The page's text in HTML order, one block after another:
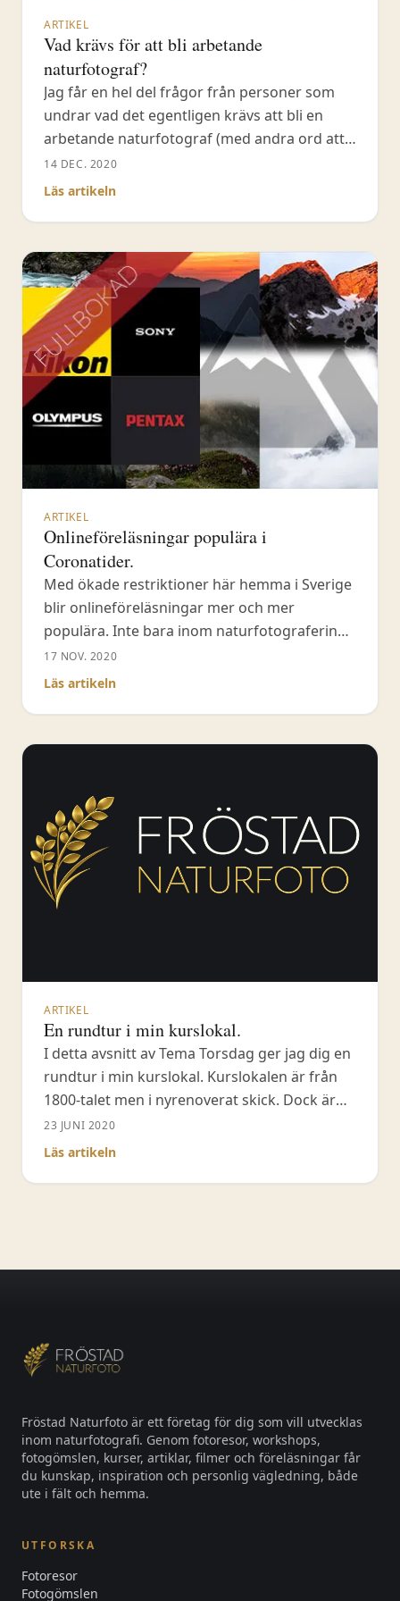
ARTIKEL
Vad krävs för att bli arbetande
naturfotograf?
Jag får en hel del frågor från personer som
undrar vad det egentligen krävs att bli en
arbetande naturfotograf (med andra ord att
livnära sig på yrket). Trots att det finns
personer med långt mycket mer erfarenhet
mening. På två
14 DEC. 2020
Läs artikeln
ARTIKEL
Onlineföreläsningar populära i
Coronatider.
Med ökade restriktioner här hemma i Sverige
blir onlineföreläsningar mer och mer
populära. Inte bara inom naturfotografering
förstås utan i många andra ämnen. Mina
onlineföreläsningar har varit välbesökta – jag
onlineföreläsningar via Fröstad Naturfoto –
17 NOV. 2020
Läs artikeln
ARTIKEL
En rundtur i min kurslokal.
I detta avsnitt av Tema Torsdag ger jag dig en
rundtur i min kurslokal. Kurslokalen är från
1800-talet men i nyrenoverat skick. Dock är
många av de äldre interiörerna kvar.
Exempelvis de gamla nötta trösklarna och
23 JUNI 2020
Läs artikeln
Fröstad Naturfoto är ett företag för dig som vill utvecklas
inom naturfotografi. Genom fotoresor, workshops,
fotogömslen, kurser, artiklar, filmer och föreläsningar får
du kunskap, inspiration och personlig vägledning, både
ute i fält och hemma.
UTFORSKA
Fotoresor
Fotogömslen